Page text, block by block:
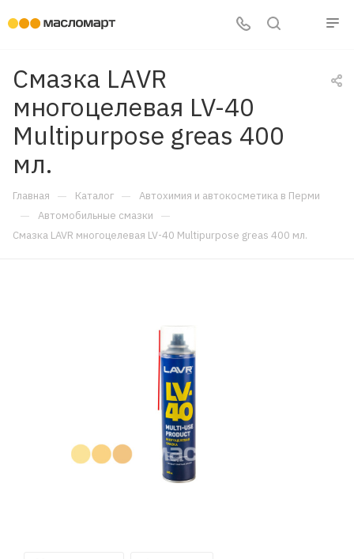
Смазка LAVR
многоцелевая LV-40
Multipurpose greas 400
мл.
Главная — Каталог — Автохимия и автокосметика в Перми
— Автомобильные смазки —
Смазка LAVR многоцелевая LV-40 Multipurpose greas 400 мл.